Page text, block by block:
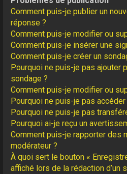
Comment puis-je publier un
réponse ?
Comment puis-je modifier ou
Comment puis-je insérer une
Comment puis-je créer un
Pourquoi ne puis-je pas ajouter
sondage ?
Comment puis-je modifier ou
Pourquoi ne puis-je pas accéder
Pourquoi ne puis-je pas
Pourquoi ai-je reçu un
Comment puis-je rapporter des
modérateur ?
À quoi sert le bouton «
affiché lors de la rédaction d’un